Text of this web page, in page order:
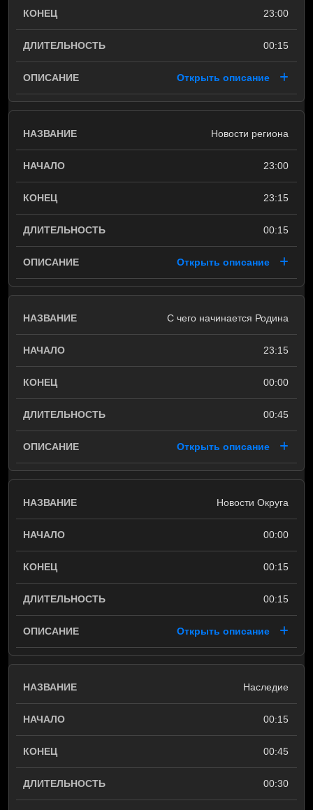
23:00
00:15
Открыть описание
Новости региона
23:00
23:15
00:15
Открыть описание
С чего начинается Родина
23:15
00:00
00:45
Открыть описание
Новости Округа
00:00
00:15
00:15
Открыть описание
Наследие
00:15
00:45
00:30